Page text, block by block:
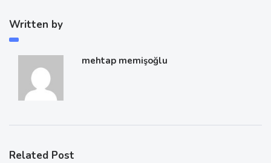
Written by
mehtap memişoğlu
Related Post